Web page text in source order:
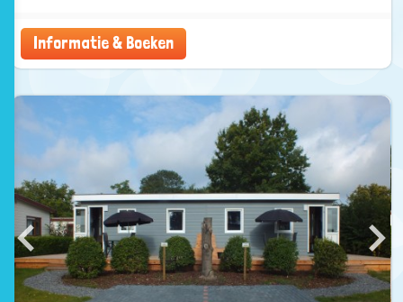
Informatie & Boeken